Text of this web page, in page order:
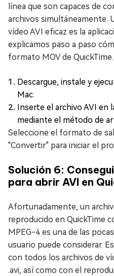
línea que son capaces de
archivos simultáneamente.
vídeo AVI eficaz es la
explicamos paso a paso
formato MOV de QuickTime.
Descargue, instale y
Mac.
Inserte el archivo AVI en
mediante el método de
Seleccione el formato de
"Convertir" para iniciar el
Solución 6:
para abrir AVI en
Afortunadamente, un
reproducido en QuickTime
MPEG-4 es una de las
usuario puede considerar.
con todos los archivos de
.avi, así como con el